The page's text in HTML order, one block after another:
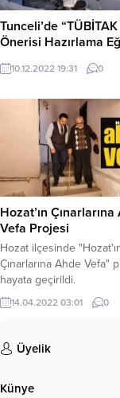
Tunceli’de
Önerisi Hazırlama
10.12.2022 19:31 0
Hozat’ın
Vefa Projesi
Hozat ilçesinde
Çınarlarına Ahde Vefa"
hayata geçirildi.
14.04.2022 03:01 0
Üyelik
Künye